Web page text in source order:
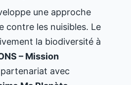
une approche
contre les nuisibles. Le
la biodiversité à
– Mission
avec